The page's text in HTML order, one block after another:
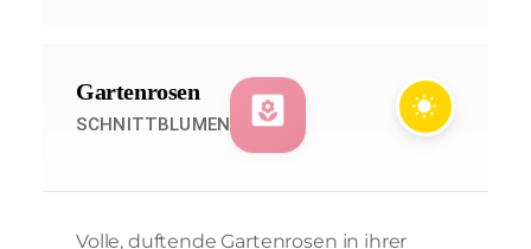
Gartenrosen
SCHNITTBLUMEN yard wb_sunny
Volle, duftende Gartenrosen in ihrer